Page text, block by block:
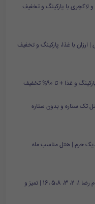
لاکچری با پارکینگ و تخفیف
با غذا، پارکینگ و تخفیف
+ تا 90% تخفیف
تک ستاره و بدون ستاره
حرم | هتل مناسب ماه
بهترین هتل آپارتمان مشهد نزدیک حرم خیابان امام رضا 1، 2، 3، 5،8 ،16 | تمیز و